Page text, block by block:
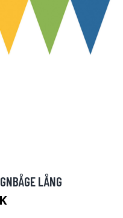
LÅNG